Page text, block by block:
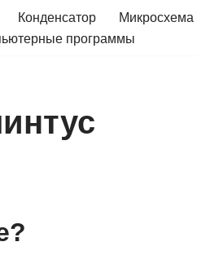
Конденсатор Микросхема
программы